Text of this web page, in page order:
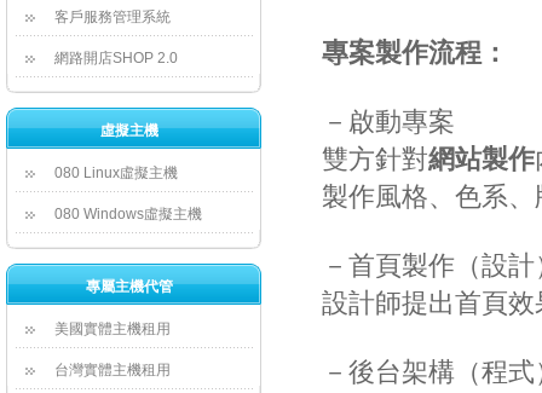
客戶服務管理系統
網路開店SHOP 2.0
虛擬主機
080 Linux虛擬主機
080 Windows虛擬主機
專屬主機代管
美國實體主機租用
台灣實體主機租用
專案製作流程：
－啟動專案
雙方針對網站製作
製作風格、色系
－首頁製作（設計
設計師提出首頁
－後台架構（程式